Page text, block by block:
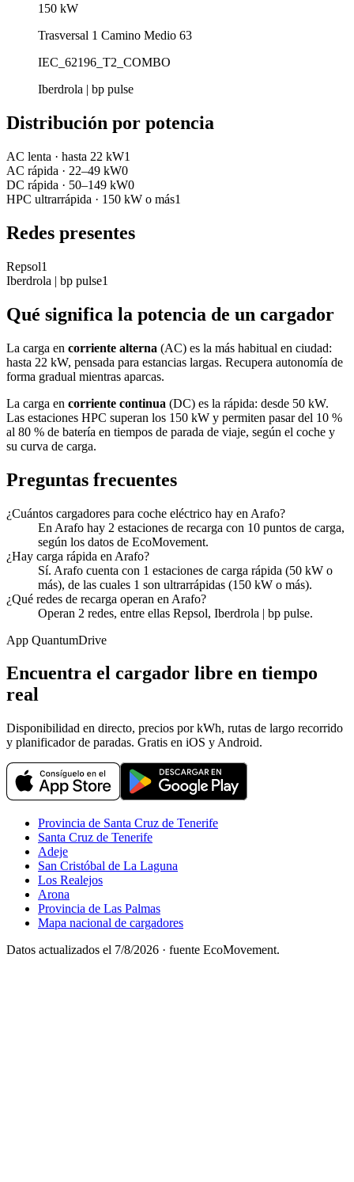
150 kW
Trasversal 1 Camino Medio 63
IEC_62196_T2_COMBO
Iberdrola | bp pulse
Distribución por potencia
AC lenta · hasta 22 kW1
AC rápida · 22–49 kW0
DC rápida · 50–149 kW0
HPC ultrarrápida · 150 kW o más1
Redes presentes
Repsol1
Iberdrola | bp pulse1
Qué significa la potencia de un cargador
La carga en corriente alterna (AC) es la más habitual en ciudad:
hasta 22 kW, pensada para estancias largas. Recupera autonomía de
forma gradual mientras aparcas.
La carga en corriente continua (DC) es la rápida: desde 50 kW.
Las estaciones HPC superan los 150 kW y permiten pasar del 10 %
al 80 % de batería en tiempos de parada de viaje, según el coche y
su curva de carga.
Preguntas frecuentes
¿Cuántos cargadores para coche eléctrico hay en Arafo?
En Arafo hay 2 estaciones de recarga con 10 puntos de carga,
según los datos de EcoMovement.
¿Hay carga rápida en Arafo?
Sí. Arafo cuenta con 1 estaciones de carga rápida (50 kW o
más), de las cuales 1 son ultrarrápidas (150 kW o más).
¿Qué redes de recarga operan en Arafo?
Operan 2 redes, entre ellas Repsol, Iberdrola | bp pulse.
App QuantumDrive
Encuentra el cargador libre en tiempo
real
Disponibilidad en directo, precios por kWh, rutas de largo recorrido
y planificador de paradas. Gratis en iOS y Android.
Provincia de Santa Cruz de Tenerife
Santa Cruz de Tenerife
Adeje
San Cristóbal de La Laguna
Los Realejos
Arona
Provincia de Las Palmas
Mapa nacional de cargadores
Datos actualizados el 7/8/2026 · fuente EcoMovement.